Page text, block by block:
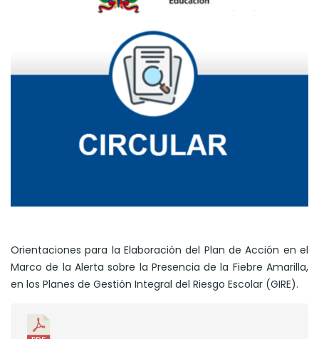
Orientaciones para la Elaboración del Plan de Acción en el
Marco de la Alerta sobre la Presencia de la Fiebre Amarilla,
en los Planes de Gestión Integral del Riesgo Escolar (GIRE).